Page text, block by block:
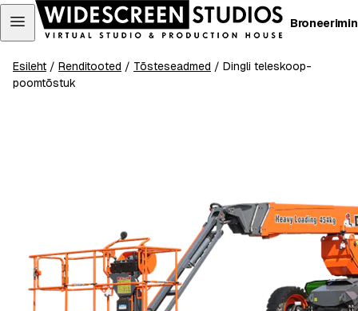
Mine
otse
sisu
juurde
Esileht / Renditooted / Tõsteseadmed / Dingli teleskoop-
poomtõstuk